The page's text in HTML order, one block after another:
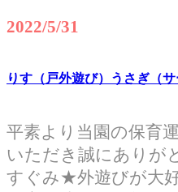
2022/5/31
りす（戸外遊び）うさぎ（サ
平素より当園の保育
いただき誠にありが
すぐみ★外遊びが大